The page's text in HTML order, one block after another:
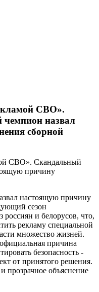
СВО».
назвал
сборной
настоящую причину
сезон
россиян и белорусов, что,
рекламу специальной
множество жизней.
причина
безопасность -
от принятого решения.
прозрачное объяснение